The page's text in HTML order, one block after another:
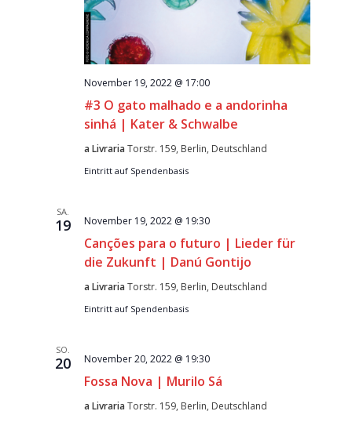
#3 O gato malhado e a andorinha
sinhá | Kater & Schwalbe
November 19, 2022 @ 17:00
a LivrariaTorstr. 159, Berlin, Deutschland
Eintritt auf Spendenbasis
SA.
19
Canções para o futuro | Lieder für
die Zukunft | Danú Gontijo
November 19, 2022 @ 19:30
a LivrariaTorstr. 159, Berlin, Deutschland
Eintritt auf Spendenbasis
SO.
20
Fossa Nova | Murilo Sá
November 20, 2022 @ 19:30
a LivrariaTorstr. 159, Berlin, Deutschland